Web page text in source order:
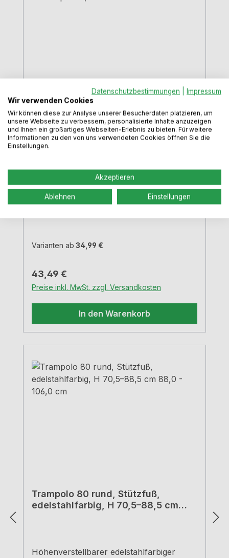
Trampolo 1, Stützfuß,
höhenverstellbar, chrom poliert, H
800 - 980 mm
Farbe:chrom poliert|
Höhe:
Höhenverstellbar 80,0 - 98,0 cm
Stützfuß höhenverstellbar, 80,0 - 98,0
cmDurch die verschiebbare Hülse von
-85 mm und +95 mm können
verschiedene Höhen erreicht
werden.chrom poliertRohr-Ø 50
Varianten ab 34,99 €
Regulärer Preis:
43,49 €
Preise inkl. MwSt. zzgl. Versandkosten
In den Warenkorb
Trampolo 80 rund, Stützfuß,
edelstahlfarbig, H 70,5–88,5 cm
Höhenverstellbarer edelstahlfarbiger
Datenschutzbestimmungen
Impressum
Wir verwenden Cookies
Wir können diese zur Analyse unserer Besucherdaten platzieren, um
unsere Webseite zu verbessern, personalisierte Inhalte anzuzeigen
und Ihnen ein großartiges Webseiten-Erlebnis zu bieten. Für weitere
Informationen zu den von uns verwendeten Cookies öffnen Sie die
Einstellungen.
Akzeptieren
Ablehnen Einstellungen